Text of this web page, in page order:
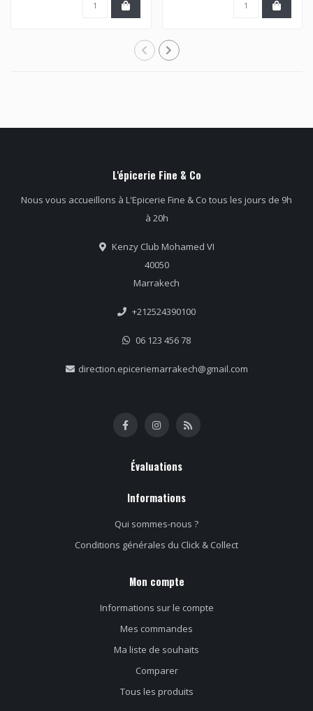
L'épicerie Fine & Co
Nous vous accueillons à L'Epicerie Fine & Co tous les jours de 9h
à 20h
Kenzy Club Mohamed VI
40050
Marrakech
+212524390100
06 123 456 78
direction.epiceriemarrakech@gmail.com
Évaluations
Informations
Qui sommes-nous ?
Conditions générales du Click & Collect
Mon compte
Informations sur le compte
Mes commandes
Ma liste de souhaits
Comparer
Tous les produits